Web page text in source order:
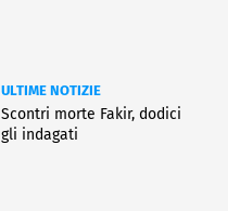
ULTIME NOTIZIE
Scontri morte Fakir, dodici
gli indagati